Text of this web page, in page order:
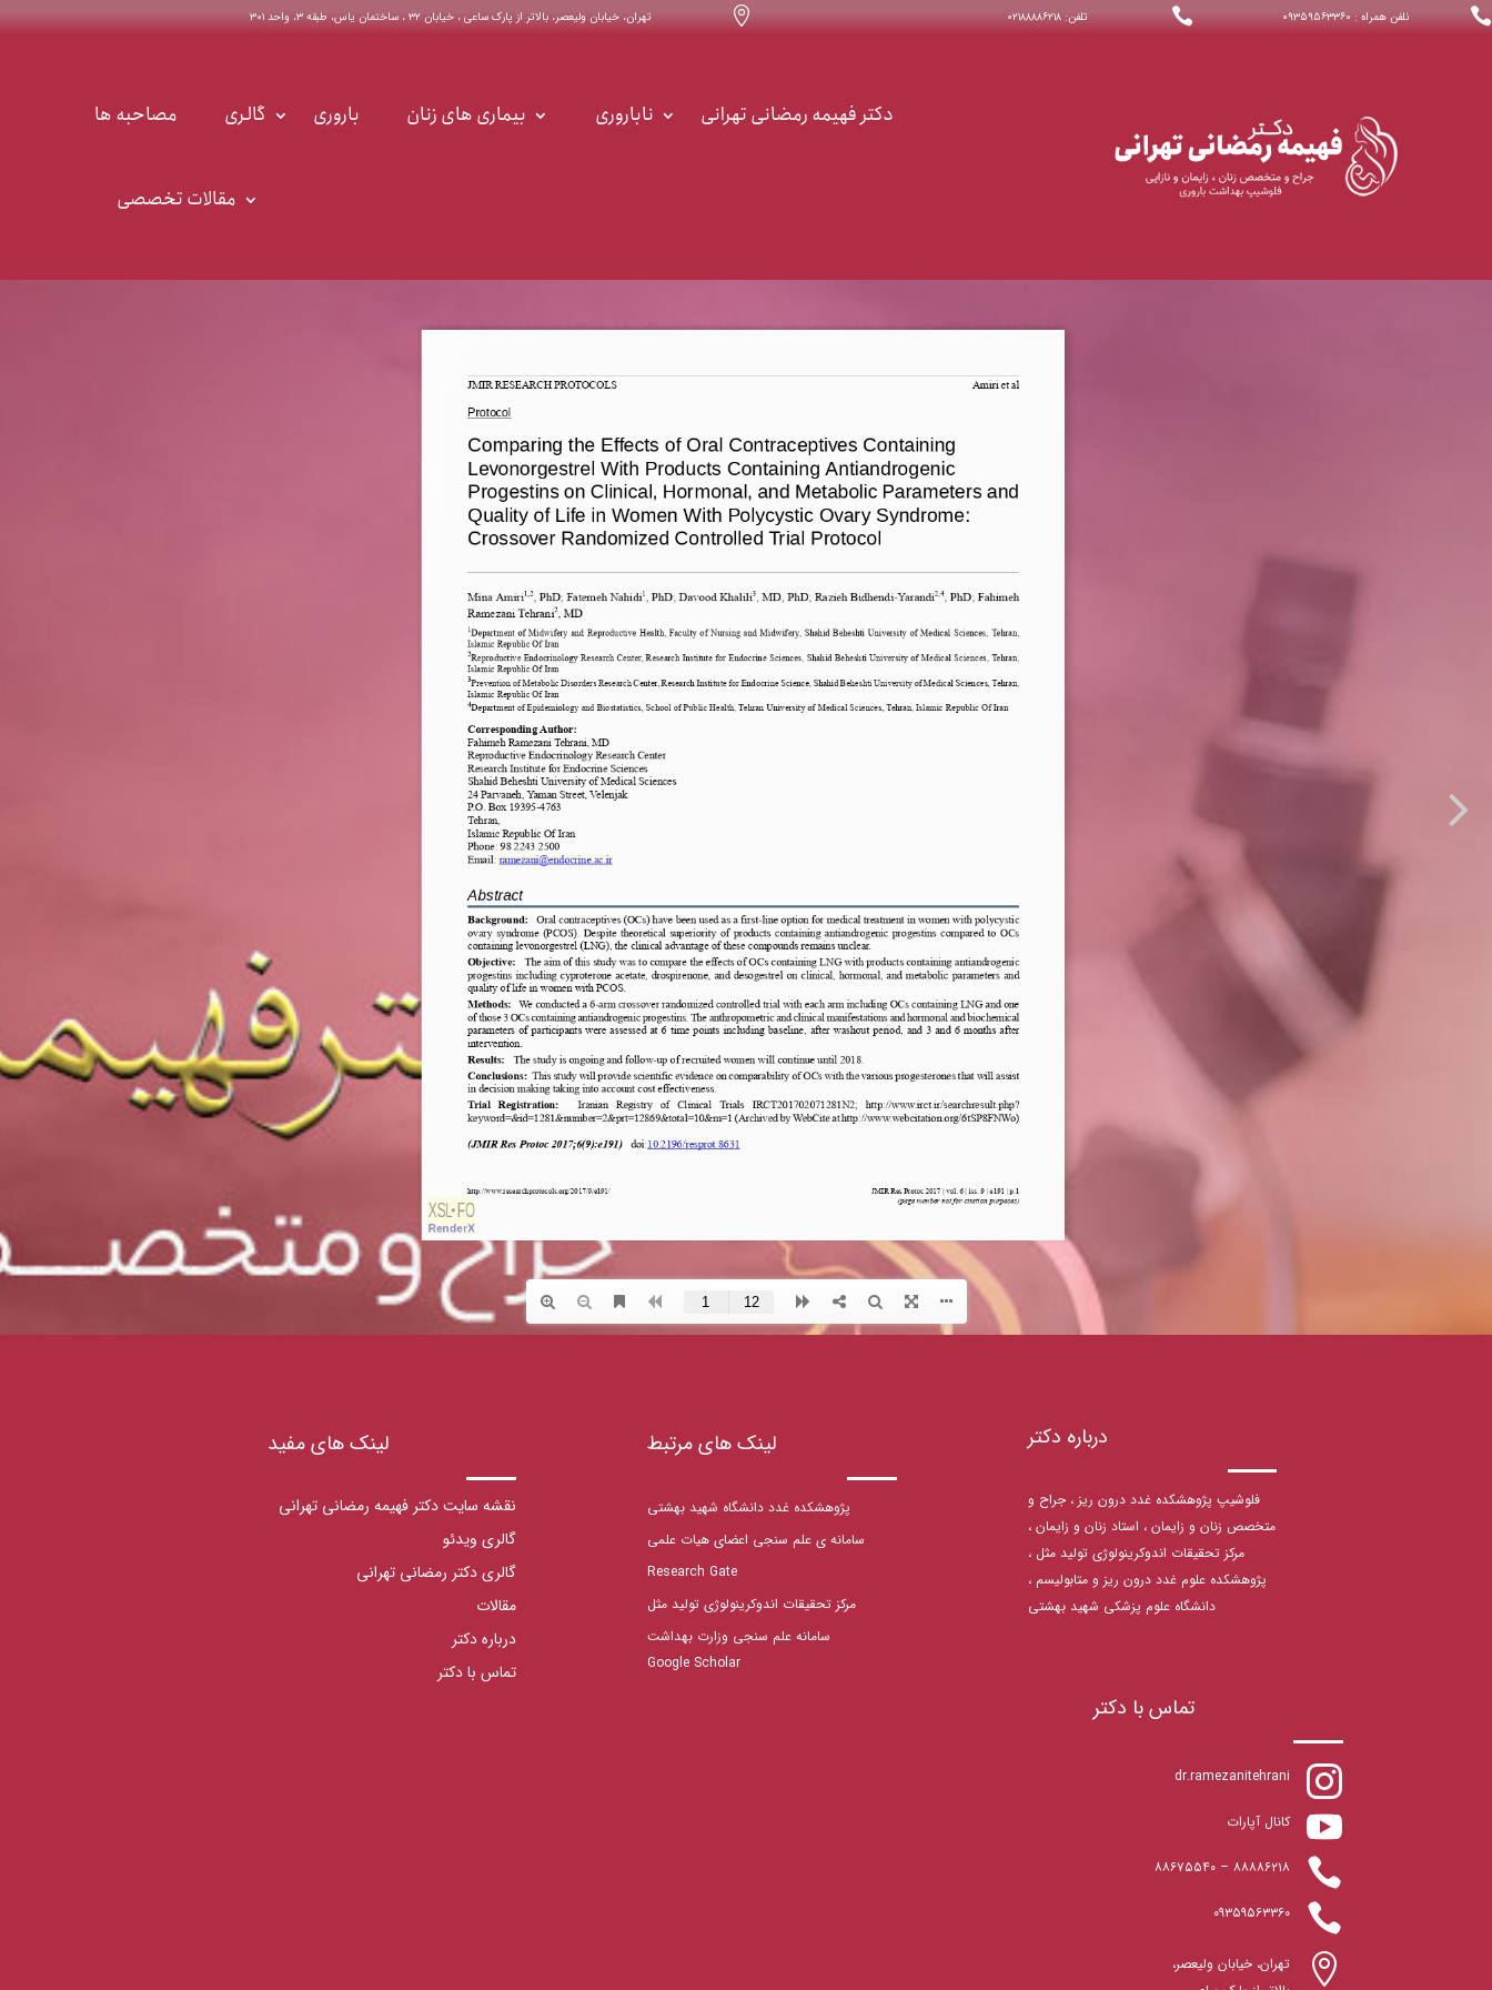
 تهران، خیابان ولیعصر، بالاتر از پارک ساعی ، خیابان ۳۲ ، ساختمان یاس، طبقه ۳، واحد ۳۰۱  تلفن: ۰۲۱۸۸۸۸۶۲۱۸  نلفن همراه : ۰۹۳۵۹۵۶۳۳۶۰
دکتر فهیمه رمضانی تهرانی ناباروری بیماری های زنان باروری گالری مصاحبه ها
مقالات تخصصی
درباره دکتر
فلوشیپ پژوهشکده غدد درون ریز ، جراح و
متخصص زنان و زایمان ، استاد زنان و زایمان ،
مرکز تحقیقات اندوکرینولوژی تولید مثل ،
پژوهشکده علوم غدد درون ریز و متابولیسم ،
دانشگاه علوم پزشکی شهید بهشتی
لینک های مرتبط
پژوهشکده غدد دانشگاه شهید بهشتی
سامانه ی علم سنجی اعضای هیات علمی
Research Gate
مرکز تحقیقات اندوکرینولوژی تولید مثل
سامانه علم سنجی وزارت بهداشت
Google Scholar
لینک های مفید
نقشه سایت دکتر فهیمه رمضانی تهرانی
گالری ویدئو
گالری دکتر رمضانی تهرانی
مقالات
درباره دکتر
تماس با دکتر
تماس با دکتر

dr.ramezanitehrani
 کانال آپارات
 ۸۸۸۸۶۲۱۸– ۸۸۶۷۵۵۴۰
 ۰۹۳۵۹۵۶۳۳۶۰

تهران، خیابان ولیعصر،